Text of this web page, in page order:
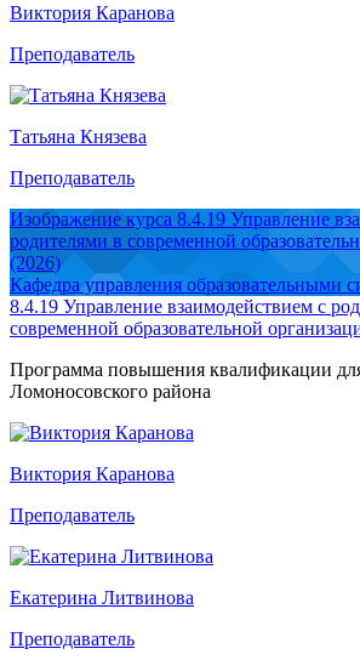
Виктория Каранова
Преподаватель
Татьяна Князева
Преподаватель
Изображение курса 8.4.19 Управление
родителями в современной
(2026)
Кафедра управления образовательными
8.4.19 Управление взаимодействием с
современной образовательной
Программа повышения квалификации
Ломоносовского района
Виктория Каранова
Преподаватель
Екатерина Литвинова
Преподаватель